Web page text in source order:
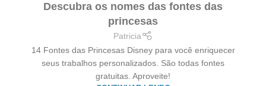
Descubra os nomes das fontes das
princesas
Patricia
14 Fontes das Princesas Disney para você enriquecer
seus trabalhos personalizados. São todas fontes
gratuitas. Aproveite!